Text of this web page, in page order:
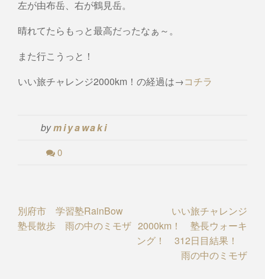
左が由布岳、右が鶴見岳。
晴れてたらもっと最高だったなぁ～。
また行こうっと！
いい旅チャレンジ2000km！の経過は→コチラ
bymiyawaki
0
Post
navigation
別府市 学習塾RainBow
塾長散歩 雨の中のミモザ
いい旅チャレンジ
2000km！ 塾長ウォーキ
ング！ 312日目結果！
雨の中のミモザ